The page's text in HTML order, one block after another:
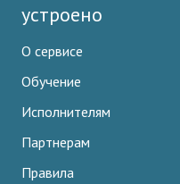
устроено
О сервисе
Обучение
Исполнителям
Партнерам
Правила